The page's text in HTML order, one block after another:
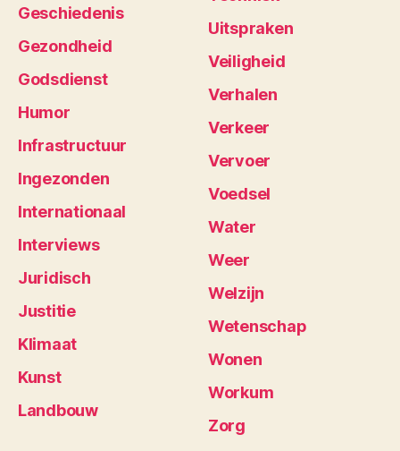
Geschiedenis
Gezondheid
Godsdienst
Humor
Infrastructuur
Ingezonden
Internationaal
Interviews
Juridisch
Justitie
Klimaat
Kunst
Landbouw
Uitspraken
Veiligheid
Verhalen
Verkeer
Vervoer
Voedsel
Water
Weer
Welzijn
Wetenschap
Wonen
Workum
Zorg